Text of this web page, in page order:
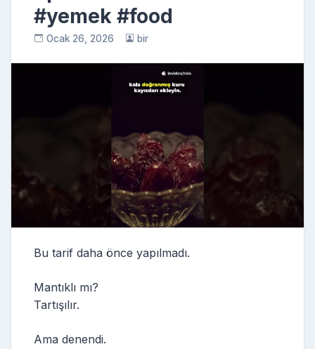
#yemek #food
Ocak 26, 2026 bir
Bu tarif daha önce yapılmadı.
Mantıklı mı?
Tartışılır.
Ama denendi.